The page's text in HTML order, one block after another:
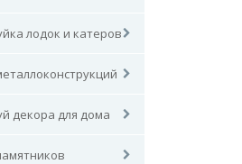
лодок и катеров
декора для дома